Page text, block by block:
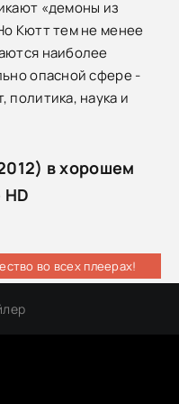
«демоны из
Кютт тем не менее
наиболее
опасной сфере -
политика, наука и
в хорошем
HD
во всех плеерах!